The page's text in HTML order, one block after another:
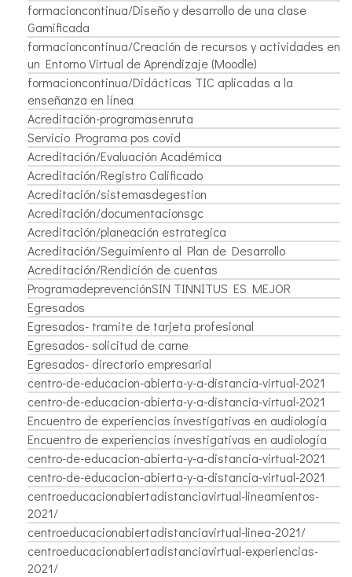
formacioncontinua/Diseño y desarrollo de una clase
Gamificada
formacioncontinua/Creación de recursos y actividades en
un Entorno Virtual de Aprendizaje (Moodle)
formacioncontinua/Didácticas TIC aplicadas a la
enseñanza en línea
Acreditación-programasenruta
Servicio Programa pos covid
Acreditación/Evaluación Académica
Acreditación/Registro Calificado
Acreditación/sistemasdegestion
Acreditación/documentacionsgc
Acreditación/planeación estrategica
Acreditación/Seguimiento al Plan de Desarrollo
Acreditación/Rendición de cuentas
ProgramadeprevenciónSIN TINNITUS ES MEJOR
Egresados
Egresados- tramite de tarjeta profesional
Egresados- solicitud de carne
Egresados- directorio empresarial
centro-de-educacion-abierta-y-a-distancia-virtual-2021
centro-de-educacion-abierta-y-a-distancia-virtual-2021
Encuentro de experiencias investigativas en audiología
Encuentro de experiencias investigativas en audiología
centro-de-educacion-abierta-y-a-distancia-virtual-2021
centro-de-educacion-abierta-y-a-distancia-virtual-2021
centroeducacionabiertadistanciavirtual-lineamientos-
2021/
centroeducacionabiertadistanciavirtual-linea-2021/
centroeducacionabiertadistanciavirtual-experiencias-
2021/